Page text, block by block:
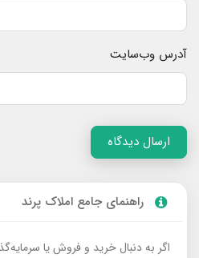
آدرس وب‌سایت
ارسال دیدگاه
راهنمای جامع املاک پرند
اگر به دنبال خرید و فروش یا